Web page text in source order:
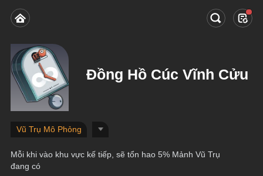
Đồng Hồ Cúc Vĩnh Cửu
Vũ Trụ Mô Phỏng
Mỗi khi vào khu vực kế tiếp, sẽ tổn hao 5% Mảnh Vũ Trụ
đang có